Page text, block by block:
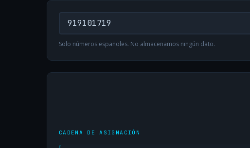
Solo números españoles. No almacenamos ningún dato.
CADENA DE ASIGNACIÓN